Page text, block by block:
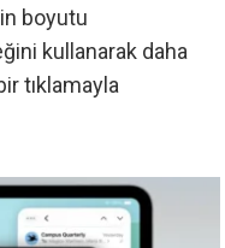
boyutu
kullanarak daha
tıklamayla